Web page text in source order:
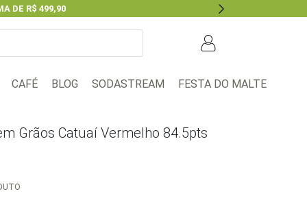
DE R$ 499,90
Next
CAFÉ BLOG SODASTREAM FESTA DO MALTE
Grãos Catuaí Vermelho 84.5pts